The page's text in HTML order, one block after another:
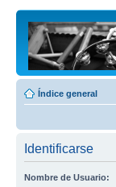
Índice general
Identificarse
Nombre de Usuario: